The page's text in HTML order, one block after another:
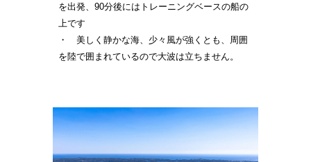
を出発、90分後にはトレーニングベースの船の
上です
・ 美しく静かな海、少々風が強くとも、周囲
を陸で囲まれているので大波は立ちません。